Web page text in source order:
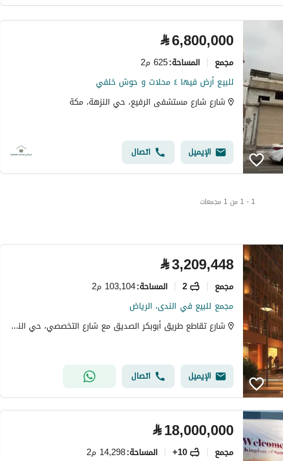
⃁6,800,000
مجمع المساحة:625 م2
للبيع أرض فيها ٤ محلات و حوش خلفي
شارع شارع مستشفى الرفيع، حي النزهة، مكة
الإيميل اتصال
1 - 1 من 1 مجمعات
⃁3,209,448
مجمع 2 المساحة:103,104 م2
مجمع للبيع في الندى، الرياض
شارع تقاطع طريق أبوبكر الصديق مع شارع التخصصي، حي الندى، شمال الرياض، الرياض
الإيميل اتصال
⃁18,000,000
مجمع 10+ المساحة:14,298 م2